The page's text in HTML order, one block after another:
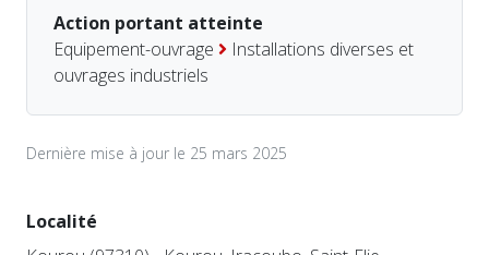
Action portant atteinte
Equipement-ouvrage
Installations diverses et
ouvrages industriels
Dernière mise à jour le 25 mars 2025
Localité